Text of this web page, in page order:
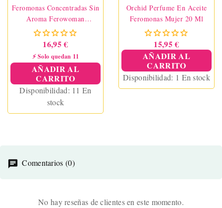
Feromonas Concentradas Sin
Aroma Ferowoman
Concentre 20 Ml
16,95 €
⚡ Solo quedan 11
AÑADIR AL
CARRITO
Disponibilidad: 11 En
stock
Orchid Perfume En Aceite
Feromonas Mujer 20 Ml
15,95 €
AÑADIR AL
CARRITO
Disponibilidad: 1 En stock
Comentarios (0)
No hay reseñas de clientes en este momento.